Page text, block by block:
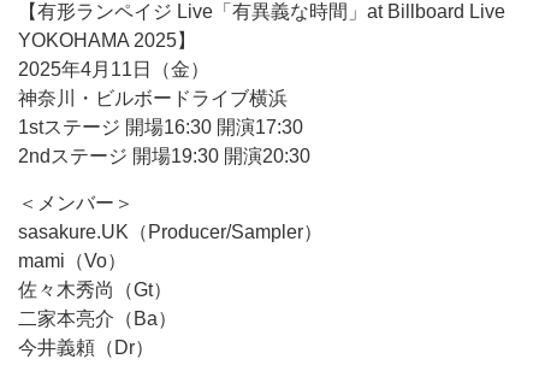
【有形ランペイジ Live「有異義な時間」at Billboard Live
YOKOHAMA 2025】
2025年4月11日（金）
神奈川・ビルボードライブ横浜
1stステージ 開場16:30 開演17:30
2ndステージ 開場19:30 開演20:30
＜メンバー＞
sasakure.UK（Producer/Sampler）
mami（Vo）
佐々木秀尚（Gt）
二家本亮介（Ba）
今井義頼（Dr）